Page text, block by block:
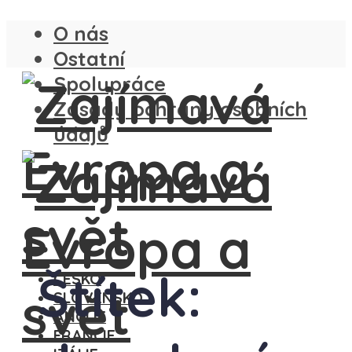
O nás
Ostatní
Spolupráce
Zásady ochrany osobních
údajů
ČESKO
SLOVENSKO
ANGLIE
FRANCIE
Štítek: